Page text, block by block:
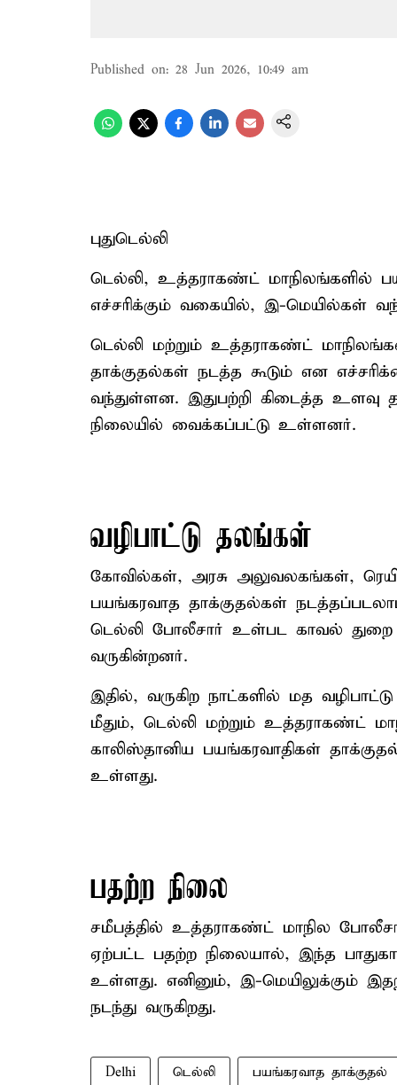
Published on: 28 Jun 2026, 10:49 am
புதுடெல்லி
டெல்லி, உத்தராகண்ட் மாநிலங்களில்
எச்சரிக்கும் வகையில், இ-மெயில்கள்
டெல்லி மற்றும் உத்தராகண்ட்
தாக்குதல்கள் நடத்த கூடும் என
வந்துள்ளன. இதுபற்றி கிடைத்த
நிலையில் வைக்கப்பட்டு உள்ளனர்.
வழிபாட்டு தலங்கள்
கோவில்கள், அரசு அலுவலகங்கள்,
பயங்கரவாத தாக்குதல்கள்
டெல்லி போலீசார் உள்பட காவல் துறை
வருகின்றனர்.
இதில், வருகிற நாட்களில் மத
மீதும், டெல்லி மற்றும் உத்தராகண்ட்
காலிஸ்தானிய பயங்கரவாதிகள்
உள்ளது.
பதற்ற நிலை
சமீபத்தில் உத்தராகண்ட் மாநில
ஏற்பட்ட பதற்ற நிலையால், இந்த
உள்ளது. எனினும், இ-மெயிலுக்கும்
நடந்து வருகிறது.
Delhi டெல்லி பயங்கரவாத தாக்குதல்